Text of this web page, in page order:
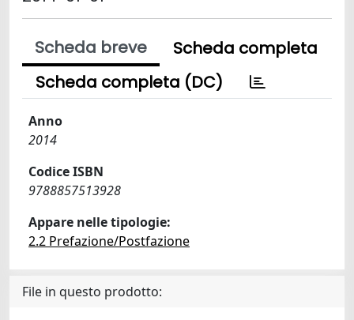
Scheda breve
Scheda completa
Scheda completa (DC)
Anno
2014
Codice ISBN
9788857513928
Appare nelle tipologie:
2.2 Prefazione/Postfazione
File in questo prodotto: